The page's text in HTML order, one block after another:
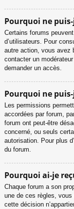
Pourquoi ne
Certains forums
d’utilisateurs. Pour
autre action, vous avez
contacter un
demander un accès.
Pourquoi ne
Les permissions
accordées par forum,
forum ont peut-être
concerné, ou seuls
autorisation. Pour plus
du forum.
Pourquoi ai-je
Chaque forum a son
une de ces règles,
cette décision